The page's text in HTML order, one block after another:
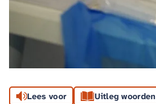
Lees voor Uitleg woorden